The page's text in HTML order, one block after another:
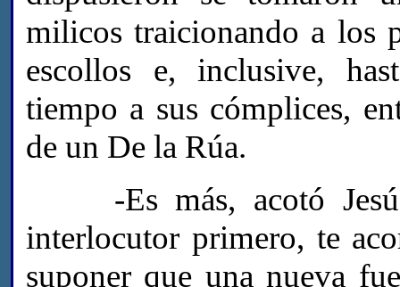
milicos traicionando a los
escollos e, inclusive,
tiempo a sus cómplices,
de un De la Rúa.
-Es más, acotó
interlocutor primero, te
suponer que una nueva